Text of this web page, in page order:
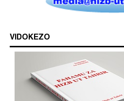
VIDOKEZO